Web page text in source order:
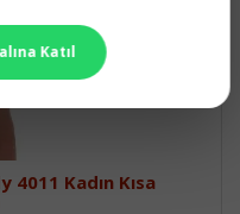
4011 Kadın Kısa
Katıl